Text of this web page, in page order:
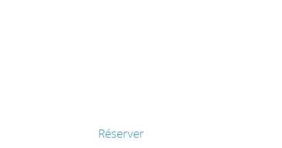
Réserver